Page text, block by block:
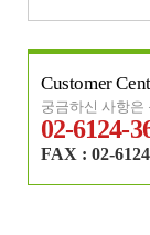
Customer
궁금하신 사항은
02-6124-
FAX : 02-